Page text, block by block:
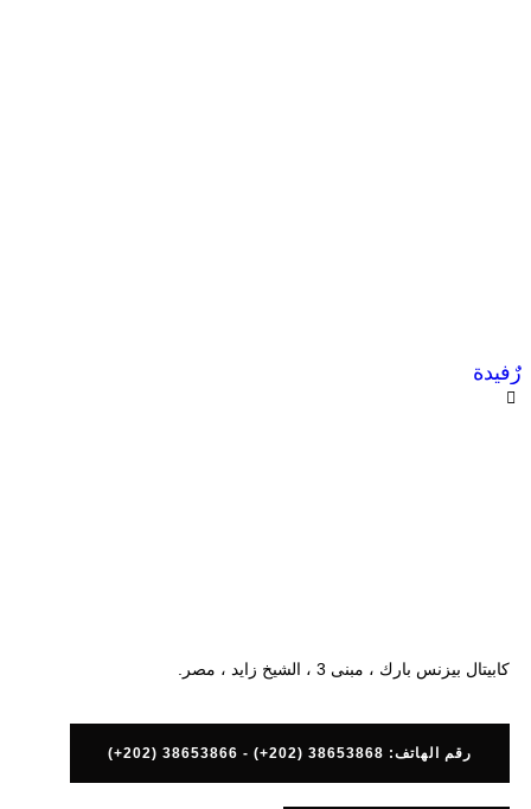
رٌفيدة
كابيتال بيزنس بارك ، مبنى 3 ، الشيخ زايد ، مصر.
رقم الهاتف: 38653868 (202+) - 38653866 (202+)